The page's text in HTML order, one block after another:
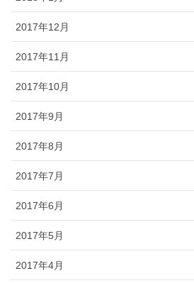
2017年12月
2017年11月
2017年10月
2017年9月
2017年8月
2017年7月
2017年6月
2017年5月
2017年4月